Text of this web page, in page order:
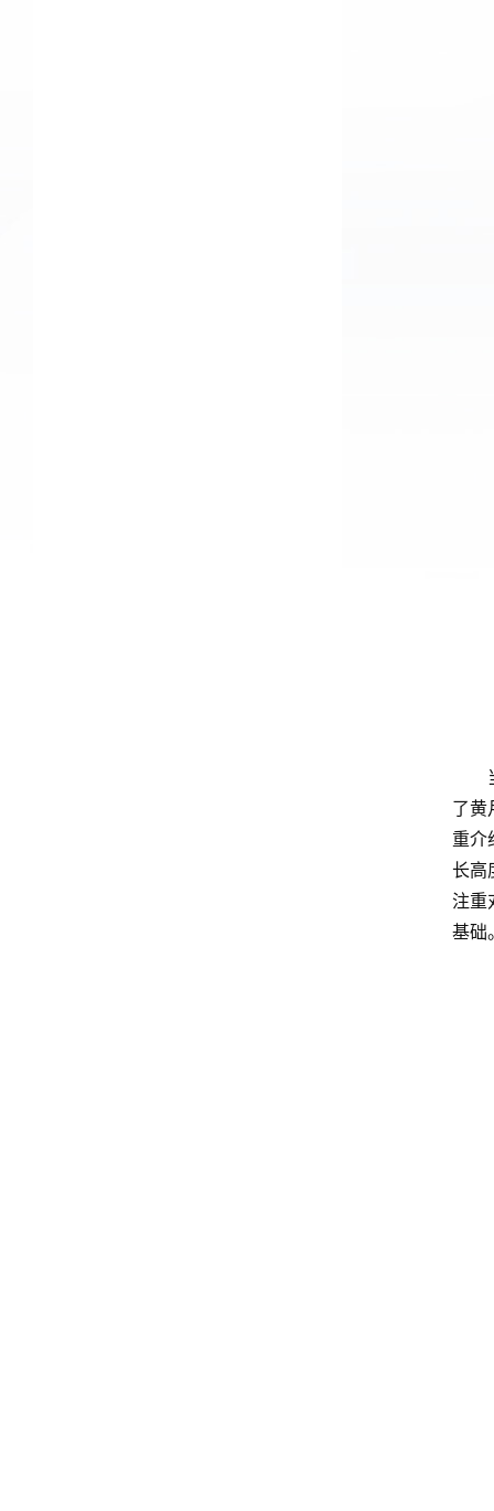
了黄
重介
长高
注重
基础